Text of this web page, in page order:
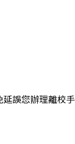
誤您辦理離校